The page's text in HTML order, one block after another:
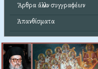
Ἄρθρα ἄλλων συγγραφέων
Ἀπανθίσματα